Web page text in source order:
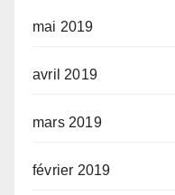
mai 2019
avril 2019
mars 2019
février 2019